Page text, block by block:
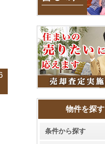
物件を探す
条件から探す